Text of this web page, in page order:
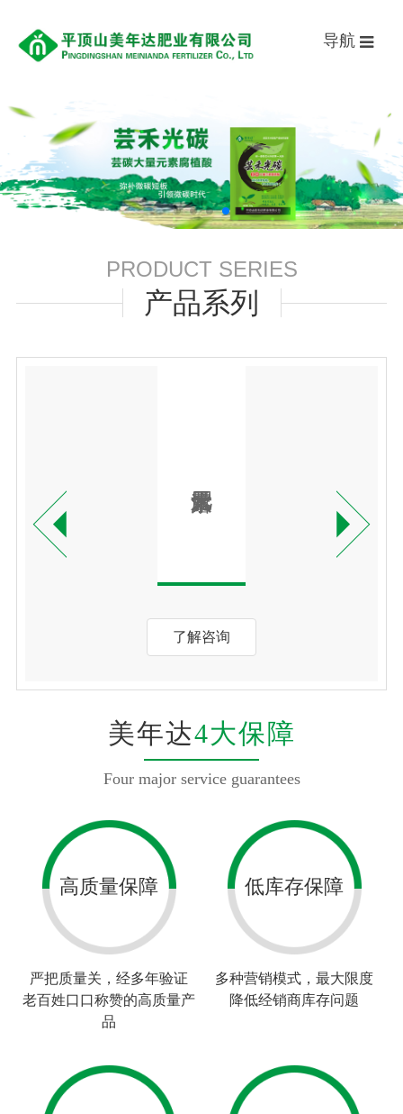
导航
PRODUCT SERIES
产品系列
了解咨询
美年达4大保障
Four major service guarantees
高质量保障
严把质量关，经多年验证
老百姓口口称赞的高质量产
品
低库存保障
多种营销模式，最大限度
降低经销商库存问题